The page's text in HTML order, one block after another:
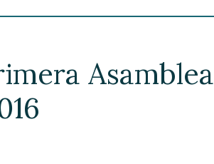
Asamblea